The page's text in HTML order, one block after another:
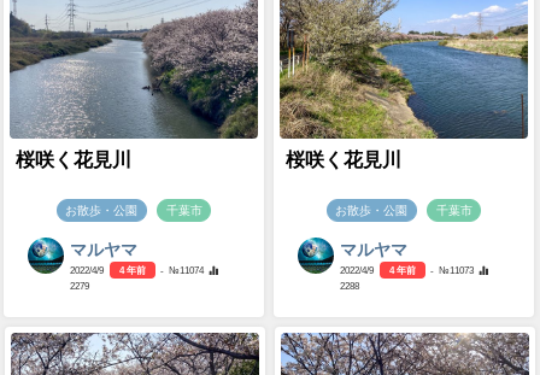
桜咲く花見川
お散歩・公園 千葉市
マルヤマ
2022/4/9 4 年前
- №11074
2279
桜咲く花見川
お散歩・公園 千葉市
マルヤマ
2022/4/9 4 年前
- №11073
2288